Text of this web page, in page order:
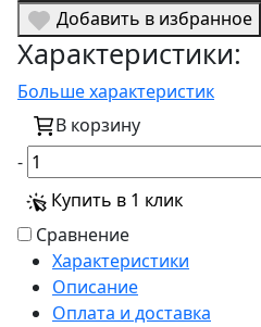
Добавить в избранное
Характеристики:
Больше характеристик
В корзину
-
Купить в 1 клик
Сравнение
Характеристики
Описание
Оплата и доставка